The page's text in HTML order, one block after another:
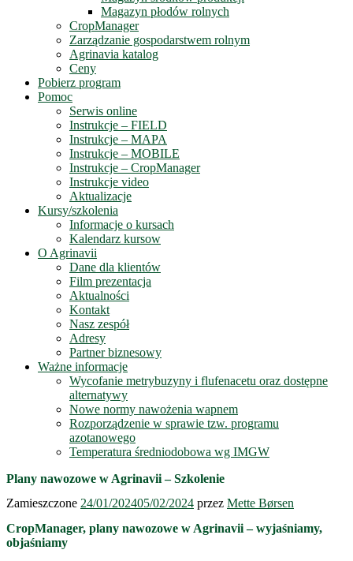
Magazyn płodów rolnych
CropManager
Zarządzanie gospodarstwem rolnym
Agrinavia katalog
Ceny
Pobierz program
Pomoc
Serwis online
Instrukcje – FIELD
Instrukcje – MAPA
Instrukcje – MOBILE
Instrukcje – CropManager
Instrukcje video
Aktualizacje
Kursy/szkolenia
Informacje o kursach
Kalendarz kursow
O Agrinavii
Dane dla klientów
Film prezentacja
Aktualności
Kontakt
Nasz zespół
Adresy
Partner biznesowy
Ważne informacje
Wycofanie metrybuzyny i flufenacetu oraz dostępne
alternatywy
Nowe normy nawożenia wapnem
Rozporządzenie w sprawie tzw. programu
azotanowego
Temperatura średniodobowa wg IMGW
Plany nawozowe w Agrinavii – Szkolenie
Zamieszczone 24/01/202405/02/2024 przez Mette Børsen
CropManager, plany nawozowe w Agrinavii – wyjaśniamy,
objaśniamy